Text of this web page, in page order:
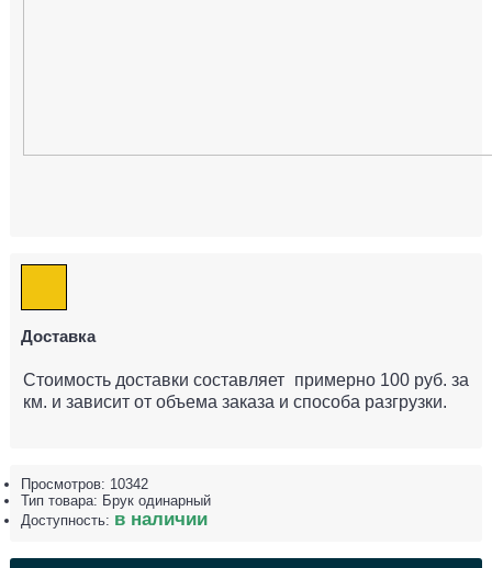
Доставка
Стоимость доставки составляет примерно 100 руб. за
км. и зависит от объема заказа и способа разгрузки.
Просмотров: 10342
Тип товара: Брук одинарный
Доступность: в наличии